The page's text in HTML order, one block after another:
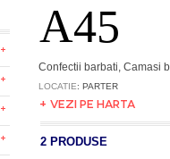
A45
Confectii barbati, Camasi
LOCATIE: PARTER
+ VEZI PE HARTA
2 PRODUSE